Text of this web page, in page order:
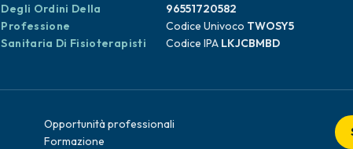
Degli Ordini Della
Professione
Sanitaria Di Fisioterapisti
96551720582
Codice Univoco TWOSY5
Codice IPA LKJCBMBD
Opportunità professionali
Formazione